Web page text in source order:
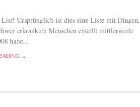
Ursprünglich ist dies eine Liste mit Dingen,
erkrankten Menschen erstellt mittlerweile
habe...
→